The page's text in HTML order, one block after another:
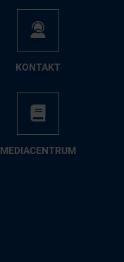
KON­TAKT
ME­DIA­CEN­TRUM